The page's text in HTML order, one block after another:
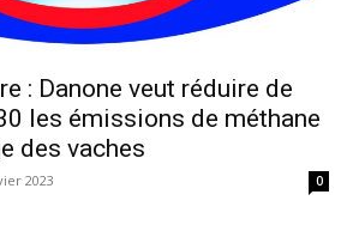
: Danone veut réduire de
les émissions de méthane
des vaches
2023 0